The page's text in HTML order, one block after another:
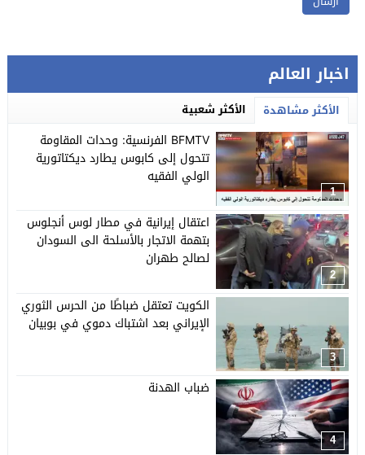
اخبار العالم
الأكثر مشاهدة الأكثر شعبية
1
BFMTV الفرنسية: وحدات المقاومة
تتحول إلى كابوس يطارد ديكتاتورية
الولي الفقيه
2
اعتقال إيرانية في مطار لوس أنجلوس
بتهمة الاتجار بالأسلحة الى السودان
لصالح طهران
3
الكويت تعتقل ضباطًا من الحرس الثوري
الإيراني بعد اشتباك دموي في بوبيان
4
ضباب الهدنة